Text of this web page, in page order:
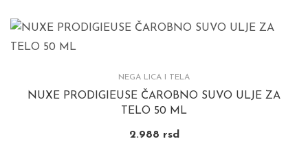
NEGA LICA I TELA
NUXE PRODIGIEUSE ČAROBNO SUVO ULJE ZA
TELO 50 ML
2.988 rsd